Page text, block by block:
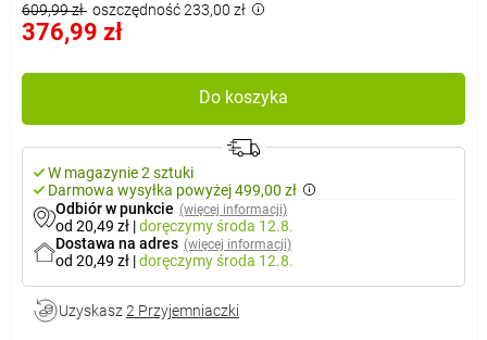
609,99 zł oszczędność 233,00 zł
376,99 zł
Do koszyka
W magazynie 2 sztuki
Darmowa wysyłka powyżej 499,00 zł
Odbiór w punkcie (więcej informacji)
od 20,49 zł |doręczymyśroda 12.8.
Dostawa na adres (więcej informacji)
od 20,49 zł |doręczymyśroda 12.8.
Uzyskasz 2 Przyjemniaczki